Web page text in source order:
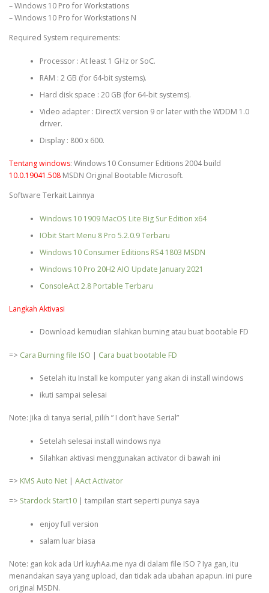
– Windows 10 Pro for Workstations
– Windows 10 Pro for Workstations N
Required System requirements:
Processor : At least 1 GHz or SoC.
RAM : 2 GB (for 64-bit systems).
Hard disk space : 20 GB (for 64-bit systems).
Video adapter : DirectX version 9 or later with the WDDM 1.0
driver.
Display : 800 x 600.
Tentang windows: Windows 10 Consumer Editions 2004 build
10.0.19041.508 MSDN Original Bootable Microsoft.
Software Terkait Lainnya
Windows 10 1909 MacOS Lite Big Sur Edition x64
IObit Start Menu 8 Pro 5.2.0.9 Terbaru
Windows 10 Consumer Editions RS4 1803 MSDN
Windows 10 Pro 20H2 AIO Update January 2021
ConsoleAct 2.8 Portable Terbaru
Langkah Aktivasi
Download kemudian silahkan burning atau buat bootable FD
=> Cara Burning file ISO | Cara buat bootable FD
Setelah itu Install ke komputer yang akan di install windows
ikuti sampai selesai
Note: Jika di tanya serial, pilih ” I don’t have Serial”
Setelah selesai install windows nya
Silahkan aktivasi menggunakan activator di bawah ini
=> KMS Auto Net | AAct Activator
=> Stardock Start10 | tampilan start seperti punya saya
enjoy full version
salam luar biasa
Note: gan kok ada Url kuyhAa.me nya di dalam file ISO ? Iya gan, itu
menandakan saya yang upload, dan tidak ada ubahan apapun. ini pure
original MSDN.